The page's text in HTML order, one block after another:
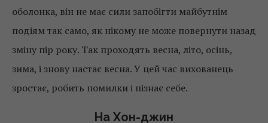
оболонка, він не має сили запобігти майбутнім
подіям так само, як нікому не може повернути назад
зміну пір року. Так проходять весна, літо, осінь,
зима, і знову настає весна. У цей час вихованець
зростає, робить помилки і пізнає себе.
На Хон-джин